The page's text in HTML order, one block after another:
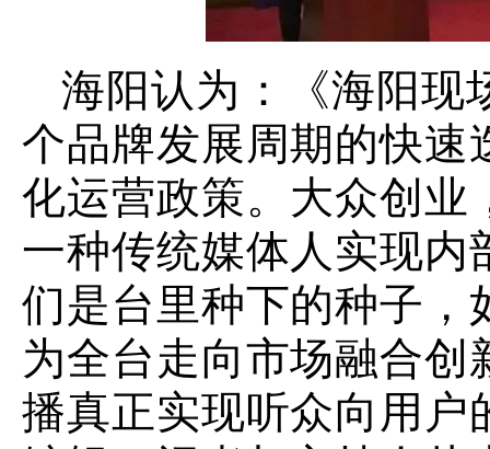
海阳认为：《海阳现
个品牌发展周期的快速
化运营政策。大众创业
一种传统媒体人实现内
们是台里种下的种子，
为全台走向市场融合
播真正实现听众向用户